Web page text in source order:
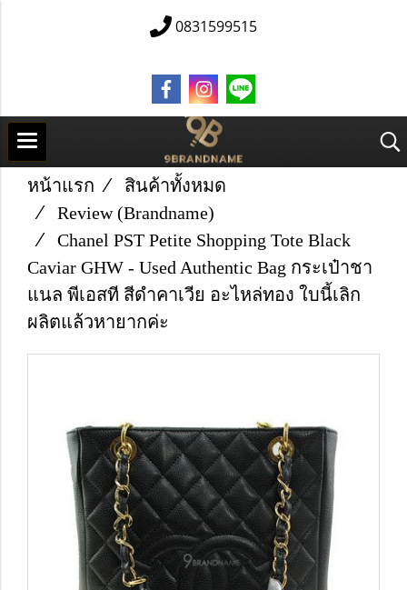
0831599515
หน้าแรก
สินค้าทั้งหมด
Review (Brandname)
Chanel PST Petite Shopping Tote Black
Caviar GHW - Used Authentic Bag กระเป๋าชา
แนล พีเอสที สีดำคาเวีย อะไหล่ทอง ใบนี้เลิก
ผลิตแล้วหายากค่ะ